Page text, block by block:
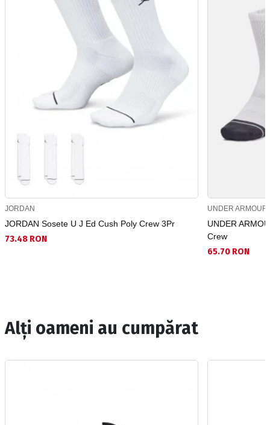
JORDAN
JORDAN Sosete U J Ed Cush Poly Crew 3Pr
73.48 RON
UNDER ARMOUR
UNDER
Crew
65.70 RON
Alți oameni au cumpărat